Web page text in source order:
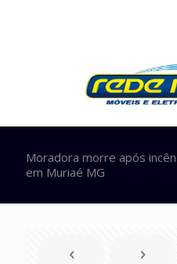
Moradora morre após
em Muriaé MG